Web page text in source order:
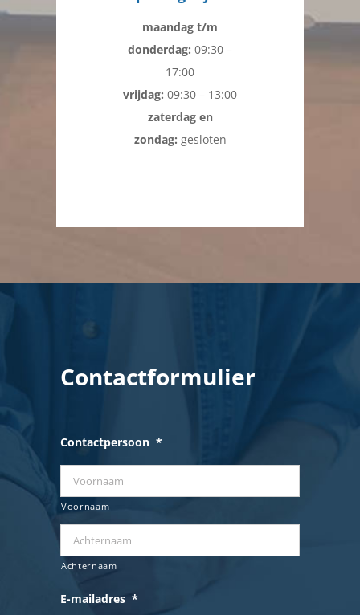
maandag t/m
donderdag: 09:30 –
17:00
vrijdag: 09:30 – 13:00
zaterdag en
zondag: gesloten
Contactformulier
Contactpersoon *
Voornaam
Achternaam
E-mailadres *